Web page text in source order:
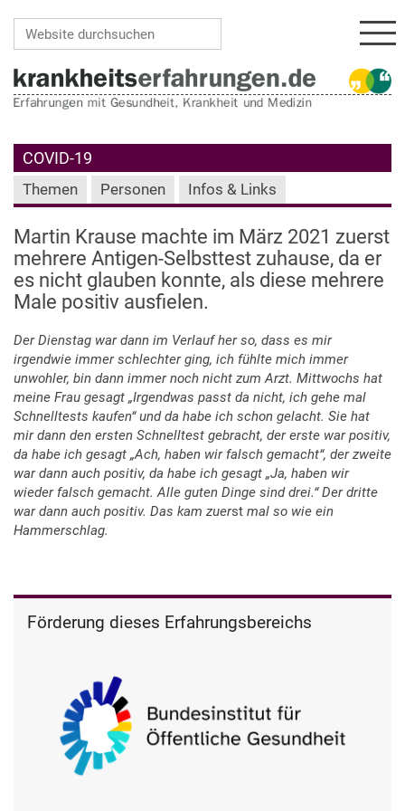
COVID-19
Themen Personen Infos & Links
Martin Krause machte im März 2021 zuerst
mehrere Antigen-Selbsttest zuhause, da er
es nicht glauben konnte, als diese mehrere
Male positiv ausfielen.
Der Dienstag war dann im Verlauf her so, dass es mir
irgendwie immer schlechter ging, ich fühlte mich immer
unwohler, bin dann immer noch nicht zum Arzt. Mittwochs hat
meine Frau gesagt „Irgendwas passt da nicht, ich gehe mal
Schnelltests kaufen“ und da habe ich schon gelacht. Sie hat
mir dann den ersten Schnelltest gebracht, der erste war positiv,
da habe ich gesagt „Ach, haben wir falsch gemacht“, der zweite
war dann auch positiv, da habe ich gesagt „Ja, haben wir
wieder falsch gemacht. Alle guten Dinge sind drei.“ Der dritte
war dann auch positiv. Das kam zuerst mal so wie ein
Hammerschlag.
Förderung dieses Erfahrungsbereichs